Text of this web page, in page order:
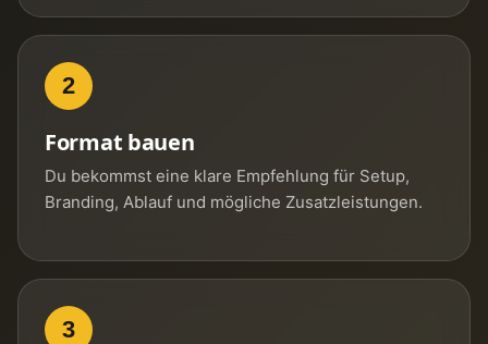
2
Format bauen
Du bekommst eine klare Empfehlung für Setup,
Branding, Ablauf und mögliche Zusatzleistungen.
3